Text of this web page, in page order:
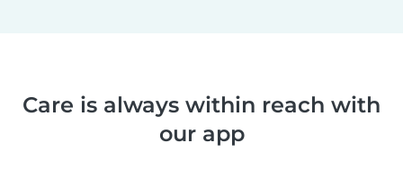
Care is always within reach with
our app